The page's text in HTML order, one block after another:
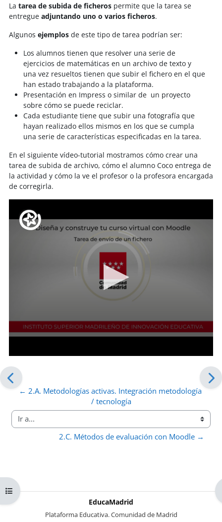
Abrir índice del curso
La tarea de subida de ficheros permite que la tarea se
entregue adjuntando uno o varios ficheros.
Algunos ejemplos de este tipo de tarea podrían ser:
Los alumnos tienen que resolver una serie de
ejercicios de matemáticas en un archivo de texto y
una vez resueltos tienen que subir el fichero en el que
han estado trabajando a la plataforma.
Presentación en Impress o similar de un proyecto
sobre cómo se puede reciclar.
Cada estudiante tiene que subir una fotografía que
hayan realizado ellos mismos en los que se cumpla
una serie de características especificadas en la tarea.
En el siguiente vídeo-tutorial mostramos cómo crear una
tarea de subida de archivo, cómo el alumno Coco entrega de
la actividad y cómo la ve el profesor o la profesora encargada
de corregirla.
← 2.A. Metodologías activas. Integración metodología
/ tecnología
Ir a...
2.C. Métodos de evaluación con Moodle →
EducaMadrid
Plataforma Educativa. Comunidad de Madrid